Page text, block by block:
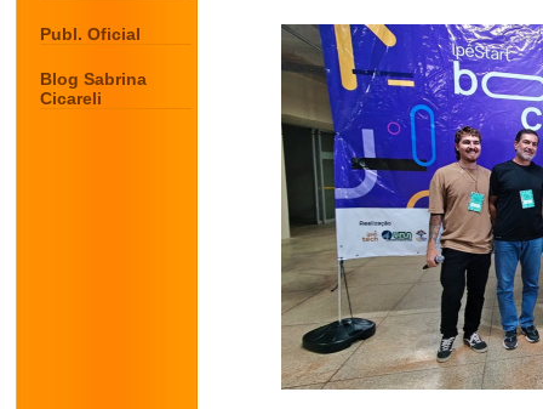
Publ. Oficial
Blog Sabrina
Cicareli